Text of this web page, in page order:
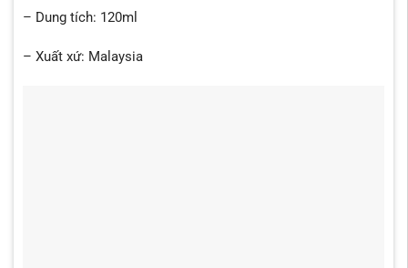
– Dung tích: 120ml
– Xuất xứ: Malaysia